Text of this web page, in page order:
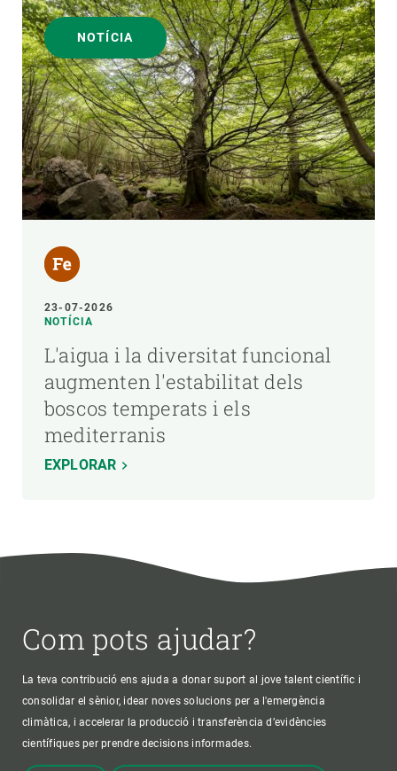
NOTÍCIA
23-07-2026
NOTÍCIA
L'aigua i la diversitat funcional
augmenten l'estabilitat dels
boscos temperats i els
mediterranis
EXPLORAR
Com pots ajudar?
La teva contribució ens ajuda a donar suport al jove talent científic i
consolidar el sènior, idear noves solucions per a l'emergència
climàtica, i accelerar la producció i transferència d’evidències
científiques per prendre decisions informades.